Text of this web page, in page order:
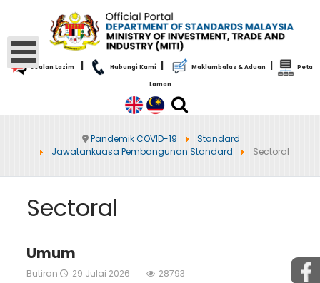
Soalan Lazim Hubungi Kami| Maklumbalas & Aduan Peta
Laman
Pandemik COVID-19
Standard
Jawatankuasa Pembangunan Standard
Sectoral
Sectoral
Umum
Butiran 29 Julai 2026 28793